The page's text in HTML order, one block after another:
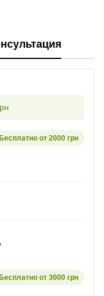
от 2000 грн
Бесплатно от 3000 грн